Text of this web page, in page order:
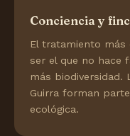
Conciencia y
El tratamiento más
ser el que no
más biodiversidad.
Guirra forman
ecológica.